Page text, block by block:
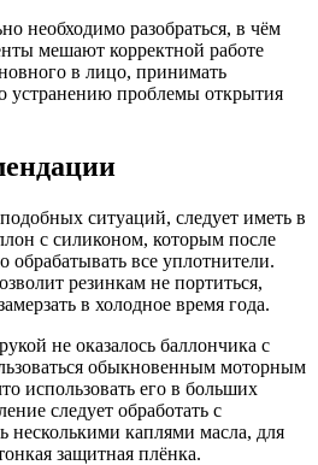
необходимо разобраться, в чём
мешают корректной работе
в лицо, принимать
устранению проблемы открытия
ситуаций, следует иметь в
с силиконом, которым после
все уплотнители.
резинкам не портиться,
в холодное время года.
не оказалось баллончика с
обыкновенным моторным
использовать его в больших
следует обработать с
несколькими каплями масла, для
защитная плёнка.